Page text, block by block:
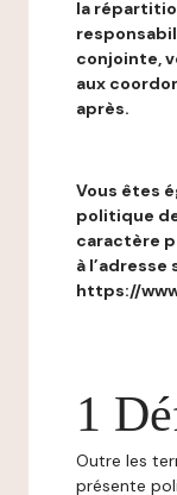
la
conjointe,
aux
après.
Vous êtes
politique
caractère
à l’adresse
https://
1
Outre les
présente